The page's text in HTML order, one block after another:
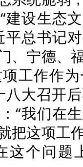
建设生态
平总书记
、宁德、
工作作
大召开
“我们在
把这项工
这个问题